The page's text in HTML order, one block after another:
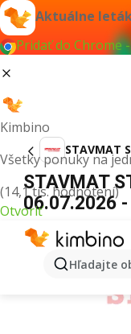
Aktuálne
Pridať do Chrome
Kimbino
Všetky ponuky na
(14,1 tis. hodnotení)
Otvoriť
Hľadajte
STAVMAT
STAVMAT
06.07.2026